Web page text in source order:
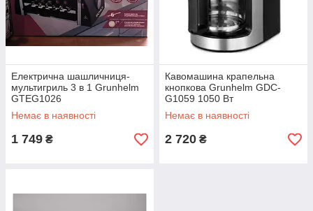
Електрична шашличниця-
мультигриль 3 в 1 Grunhelm
GTEG1026
Немає в наявності
1 749 ₴
Кавомашина крапельна
кнопкова Grunhelm GDC-
G1059 1050 Вт
Немає в наявності
2 720 ₴